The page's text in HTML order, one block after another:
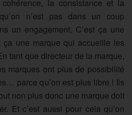
la consistance et la
n’est pas dans un coup
un engagement. C’est ça une
ça une marque qui accueille les
tant que directeur de la marque,
marques ont plus de possibilité
parce qu’on est plus libre ! Ils
non plus donc une marque doit
Et c’est aussi pour cela qu’on